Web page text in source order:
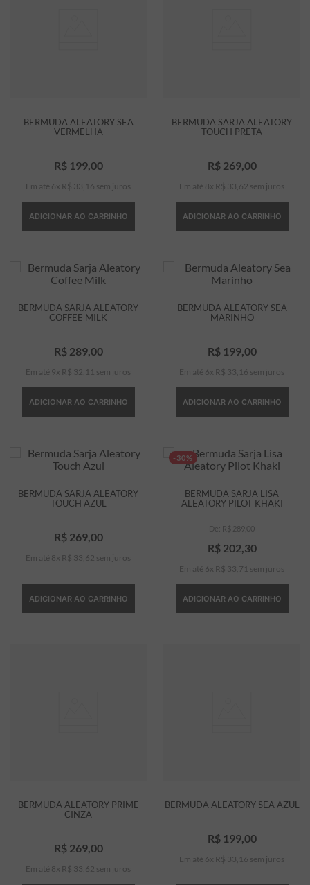
BERMUDA ALEATORY SEA
VERMELHA
R$ 199, 00
Em até 6 x R$ 33 16 sem juros
ADICIONAR AO CARRINHO
BERMUDA SARJA ALEATORY
TOUCH PRETA
R$ 269, 00
Em até 8 x R$ 33 62 sem juros
ADICIONAR AO CARRINHO
BERMUDA SARJA ALEATORY
COFFEE MILK
R$ 289, 00
Em até 9 x R$ 32 11 sem juros
ADICIONAR AO CARRINHO
BERMUDA ALEATORY SEA
MARINHO
R$ 199, 00
Em até 6 x R$ 33 16 sem juros
ADICIONAR AO CARRINHO
BERMUDA SARJA ALEATORY
TOUCH AZUL
R$ 269, 00
Em até 8 x R$ 33 62 sem juros
ADICIONAR AO CARRINHO
-30%
BERMUDA SARJA LISA
ALEATORY PILOT KHAKI
R$289,00
R$ 202 30
Em até 6 x R$ 33 71 sem juros
ADICIONAR AO CARRINHO
BERMUDA ALEATORY PRIME
CINZA
R$ 269, 00
Em até 8 x R$ 33 62 sem juros
BERMUDA ALEATORY SEA AZUL
R$ 199, 00
Em até 6 x R$ 33 16 sem juros